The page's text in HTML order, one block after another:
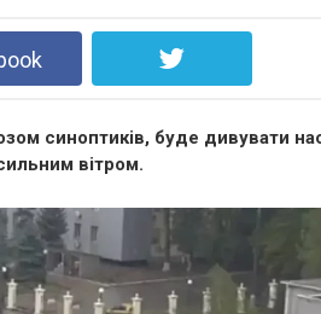
синоптиків, буде дивувати
вітром.